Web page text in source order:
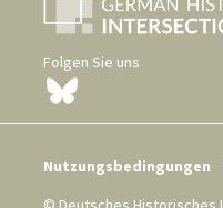
Folgen Sie uns
Nutzungsbedingungen